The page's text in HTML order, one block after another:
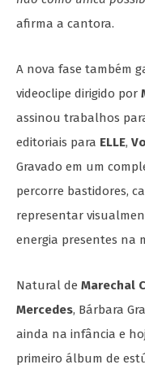
afirma a cantora.
A nova fase também
videoclipe dirigido por
assinou trabalhos
editoriais para ELLE,
Gravado em um
percorre bastidores,
representar
energia presentes na
Natural de Marechal
Mercedes, Bárbara
ainda na infância e
primeiro álbum de